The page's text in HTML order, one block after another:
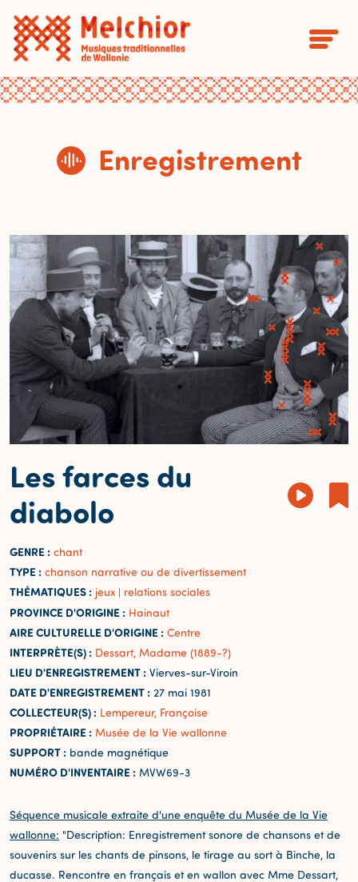
Enregistrement
Les farces du
diabolo
GENRE : chant
TYPE : chanson narrative ou de divertissement
THÉMATIQUES : jeux | relations sociales
PROVINCE D'ORIGINE : Hainaut
AIRE CULTURELLE D'ORIGINE : Centre
INTERPRÈTE(S) : Dessart, Madame (1889-?)
LIEU D'ENREGISTREMENT : Vierves-sur-Viroin
DATE D'ENREGISTREMENT : 27 mai 1981
COLLECTEUR(S) : Lempereur, Françoise
PROPRIÉTAIRE : Musée de la Vie wallonne
SUPPORT : bande magnétique
NUMÉRO D'INVENTAIRE : MVW69-3
Séquence musicale extraite d'une enquête du Musée de la Vie
wallonne: "Description: Enregistrement sonore de chansons et de
souvenirs sur les chants de pinsons, le tirage au sort à Binche, la
ducasse. Rencontre en français et en wallon avec Mme Dessart,